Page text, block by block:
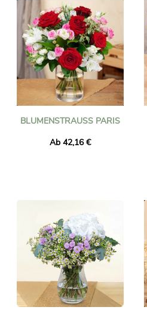
Empfängers überall in Albanien
geliefert. Bestellung bis 16 Uhr
bereits am nächsten Tag
gleich, welches Ereignis Sie feiern
Geburtstag, Hochzeit,
erfolgreiche Blumenlieferung auf
BLUMENSTRAUSS PARIS
Ab 42,16 €